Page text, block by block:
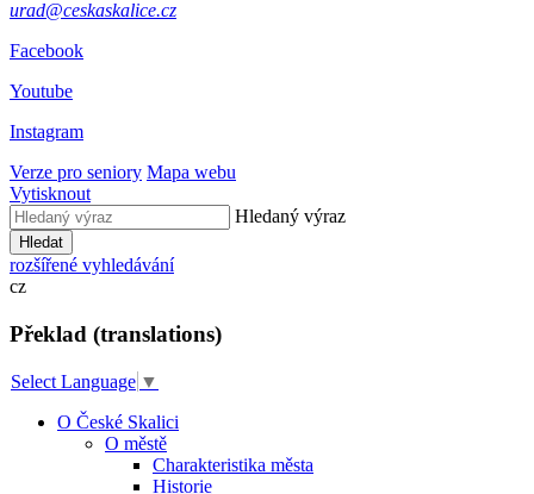
urad@ceskaskalice.cz
Facebook
Youtube
Instagram
Verze pro seniory Mapa webu
Vytisknout
Hledaný výraz
Hledat
rozšířené vyhledávání
cz
Překlad (translations)
Select Language ▼
O České Skalici
O městě
Charakteristika města
Historie